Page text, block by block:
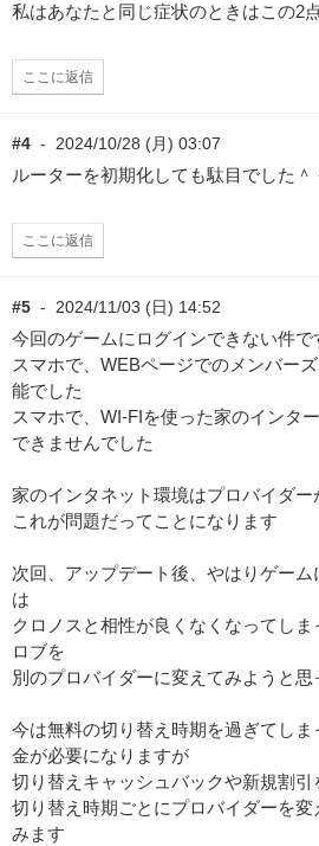
私はあなたと同じ症状のときはこの2
ここに返信
#4 - 2024/10/28 (月) 03:07
ルーターを初期化しても駄目でした＾
ここに返信
#5 - 2024/11/03 (日) 14:52
今回のゲームにログインできない件で
スマホで、WEBページでのメンバー
能でした
スマホで、WI-FIを使った家のインタ
できませんでした
家のインタネット環境はプロバイダー
これが問題だってことになります
次回、アップデート後、やはりゲー
は
クロノスと相性が良くなくなってし
ロブを
別のプロバイダーに変えてみようと思
今は無料の切り替え時期を過ぎてしま
金が必要になりますが
切り替えキャッシュバックや新規割引
切り替え時期ごとにプロバイダーを
みます